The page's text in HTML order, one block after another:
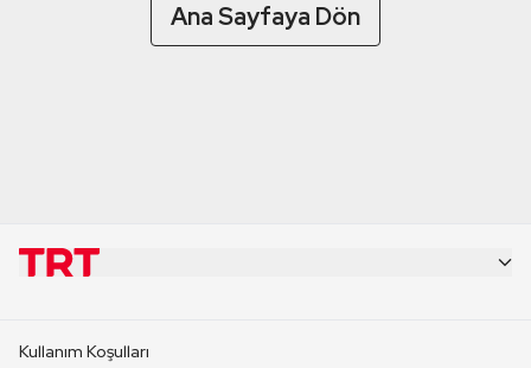
Ana Sayfaya Dön
Kullanım Koşulları